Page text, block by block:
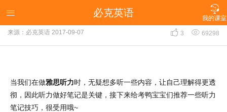

我的课室
 必克英语
雅思听力：如何提升听力笔记的速度？
来源：必克英语 2017-09-07  3  69298
当我们在做雅思听力时，无疑想多听一些内容，让自己理解得更透
彻，因此听力做好笔记是关键，接下来给考鸭宝宝们推荐一些听力
笔记技巧，很受用哦~